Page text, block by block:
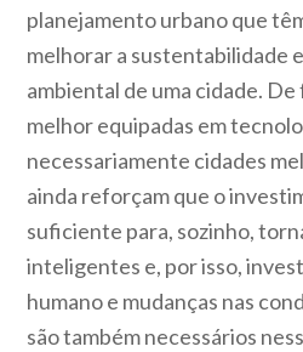
planejamento urbano que
melhorar a sustentabilidade
ambiental de uma cidade.
melhor equipadas em
necessariamente cidades
ainda reforçam que o
suficiente para, sozinho,
inteligentes e, por isso,
humano e mudanças nas
são também necessários